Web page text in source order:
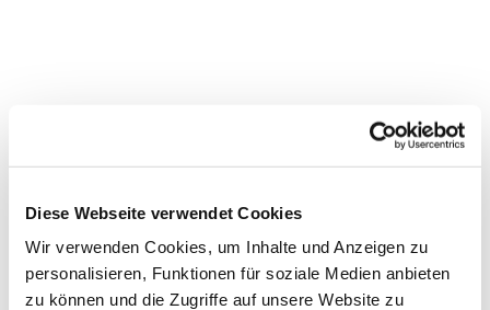
Diese Webseite verwendet Cookies
Wir verwenden Cookies, um Inhalte und Anzeigen zu
personalisieren, Funktionen für soziale Medien anbieten
zu können und die Zugriffe auf unsere Website zu